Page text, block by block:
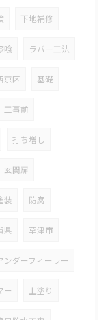
下地補修
喰 ラバー工法
京区 基礎
工事前
打ち増し
玄関扉
装 防腐
県 草津市
ンダーフィーラー
ー 上塗り